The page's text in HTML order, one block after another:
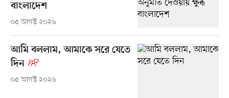
বাংলাদেশ
০৫ আগস্ট ২০২৬
আমি বললাম, আমাকে সরে যেতে
দিন
০৫ আগস্ট ২০২৬